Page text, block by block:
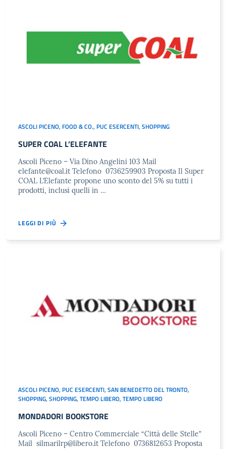
ASCOLI PICENO, FOOD & CO., PUC ESERCENTI, SHOPPING
SUPER COAL L’ELEFANTE
Ascoli Piceno – Via Dino Angelini 103 Mail
elefante@coal.itTelefono 0736259903 Proposta Il Super
COAL L’Elefante propone uno sconto del 5% su tutti i
prodotti, inclusi quelli in …
LEGGI DI PIÙ
ASCOLI PICENO, PUC ESERCENTI, SAN BENEDETTO DEL TRONTO,
SHOPPING, SHOPPING, TEMPO LIBERO, TEMPO LIBERO
MONDADORI BOOKSTORE
Ascoli Piceno – Centro Commerciale “Città delle Stelle”
Mail silmarilrp@libero.itTelefono 0736812653 Proposta